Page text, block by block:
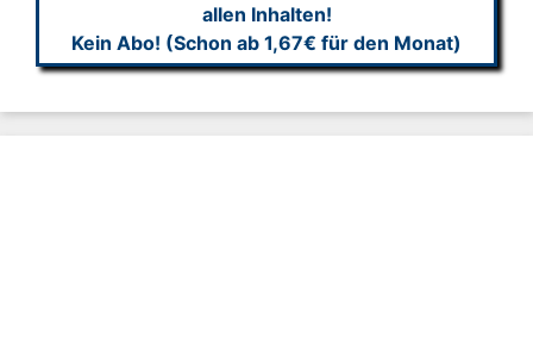
allen Inhalten!
Kein Abo! (Schon ab 1,67€ für den Monat)